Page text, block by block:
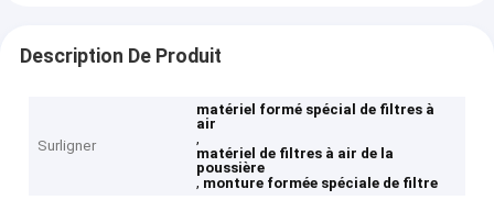
Description De Produit
Surligner
matériel formé spécial de filtres à
air
,
matériel de filtres à air de la
poussière
, monture formée spéciale de filtre